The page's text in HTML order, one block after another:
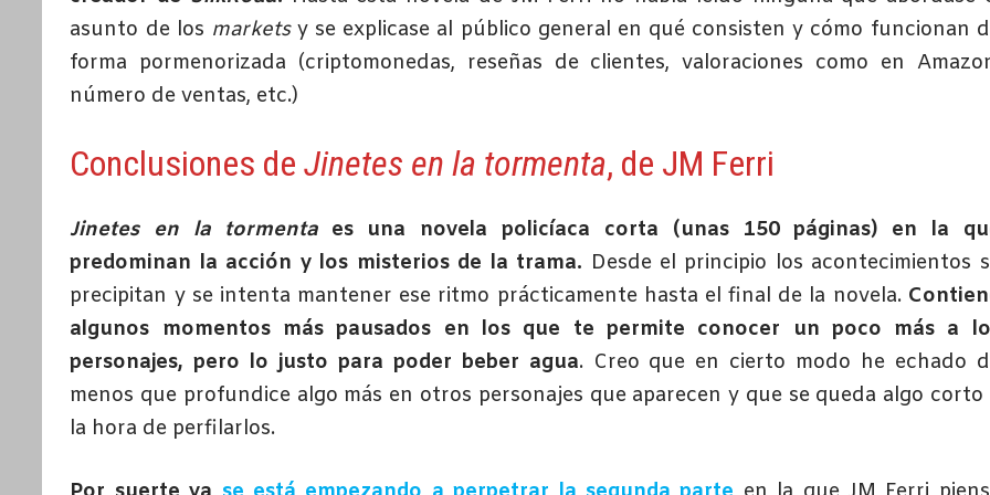
asunto de los markets y se explicase al público general en qué consisten y cómo funcionan
forma pormenorizada (criptomonedas, reseñas de clientes, valoraciones como en
número de ventas, etc.)
Conclusiones deJinetes en la tormenta, de JM Ferri
Jinetes en la tormenta es una novela policíaca corta (unas 150 páginas) en la
predominan la acción y los misterios de la trama. Desde el principio los acontecimientos
precipitan y se intenta mantener ese ritmo prácticamente hasta el final de la novela.
algunos momentos más pausados en los que te permite conocer un poco más a
personajes, pero lo justo para poder beber agua. Creo que en cierto modo he echado
menos que profundice algo más en otros personajes que aparecen y que se queda algo corto
la hora de perfilarlos.